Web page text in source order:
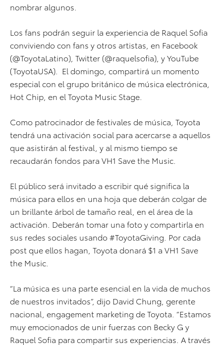
nombrar algunos.
Los fans podrán seguir la experiencia de Raquel Sofia
conviviendo con fans y otros artistas, en Facebook
(@ToyotaLatino), Twitter (@raquelsofia), y YouTube
(ToyotaUSA). El domingo, compartirá un momento
especial con el grupo británico de música electrónica,
Hot Chip, en el Toyota Music Stage.
Como patrocinador de festivales de música, Toyota
tendrá una activación social para acercarse a aquellos
que asistirán al festival, y al mismo tiempo se
recaudarán fondos para VH1 Save the Music.
El público será invitado a escribir qué significa la
música para ellos en una hoja que deberán colgar de
un brillante árbol de tamaño real, en el área de la
activación. Deberán tomar una foto y compartirla en
sus redes sociales usando #ToyotaGiving. Por cada
post que ellos hagan, Toyota donará $1 a VH1 Save
the Music.
“La música es una parte esencial en la vida de muchos
de nuestros invitados”, dijo David Chung, gerente
nacional, engagement marketing de Toyota. “Estamos
muy emocionados de unir fuerzas con Becky G y
Raquel Sofia para compartir sus experiencias. A través